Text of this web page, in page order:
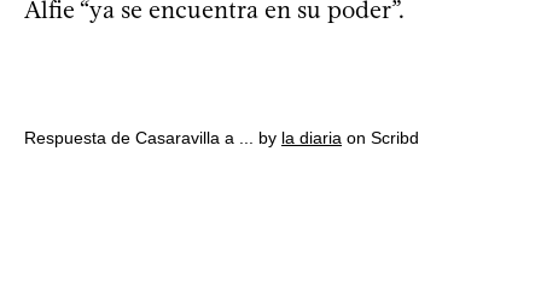
Alfie “ya se encuentra en su poder”.
Respuesta de Casaravilla a ... by la diaria on Scribd